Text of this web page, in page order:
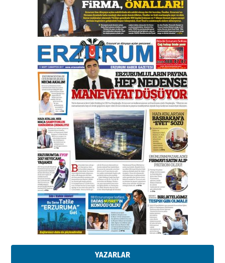
YAZARLAR
Esat BİNDESEN
Başkan Sekmen’den Erzurum’a
bir vizyon proje daha!
02 Ağustos 2026 Pazar
Kadir SABUNCUOĞLU
Erzurumspor’un köşe taşları
29 Haziran 2026 Pazartesi
Kenan GÜLERCİ
Murat Şahsuvaroğlu ERKON’da
çıtayı yukarı taşırken,
yönetimdekiler aşağı
çekmemeli!
17 Şubat 2026 SalıOrhan BOZKURT
Bir fotoğraf, bir şehir, bir